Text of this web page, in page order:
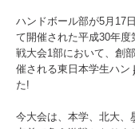
ハンドボール部が5月17
て開催された平成30年
戦大会1部において、創
催される東日本学生ハン
た!
今大会は、本学、北大、